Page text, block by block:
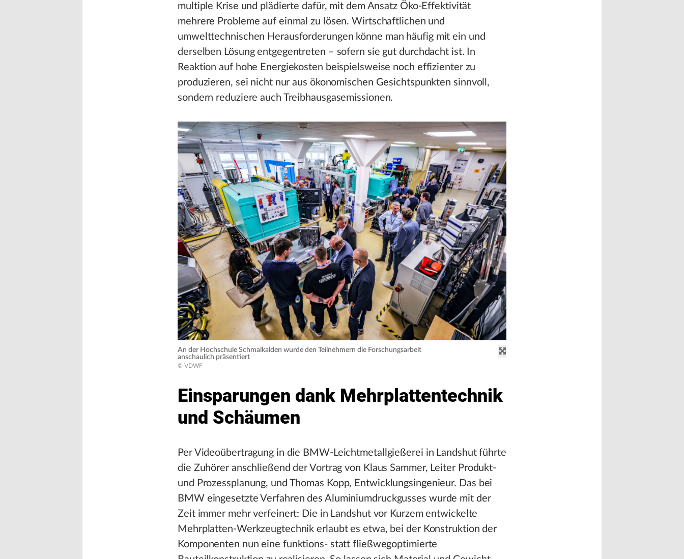
multiple Krise und plädierte dafür, mit dem Ansatz Öko-Effektivität
mehrere Probleme auf einmal zu lösen. Wirtschaftlichen und
umwelttechnischen Herausforderungen könne man häufig mit ein und
derselben Lösung entgegentreten – sofern sie gut durchdacht ist. In
Reaktion auf hohe Energiekosten beispielsweise noch effizienter zu
produzieren, sei nicht nur aus ökonomischen Gesichtspunkten sinnvoll,
sondern reduziere auch Treibhausgasemissionen.
An der Hochschule Schmalkalden wurde den Teilnehmern die Forschungsarbeit
anschaulich präsentiert
© VDWF
Einsparungen dank Mehrplattentechnik
und Schäumen
Per Videoübertragung in die BMW-Leichtmetallgießerei in Landshut führte
die Zuhörer anschließend der Vortrag von Klaus Sammer, Leiter Produkt-
und Prozessplanung, und Thomas Kopp, Entwicklungsingenieur. Das bei
BMW eingesetzte Verfahren des Aluminiumdruckgusses wurde mit der
Zeit immer mehr verfeinert: Die in Landshut vor Kurzem entwickelte
Mehrplatten-Werkzeugtechnik erlaubt es etwa, bei der Konstruktion der
Komponenten nun eine funktions- statt fließwegoptimierte